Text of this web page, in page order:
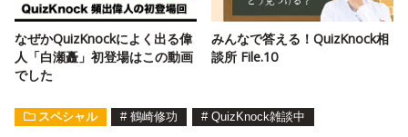
なぜかQuizKnockによく出る偉
人「白瀬矗」初登場はこの動画
でした
みんなで答える！QuizKnock相
談所 File.10
スペシャル # 鶴崎修功 # QuizKnock雑談中